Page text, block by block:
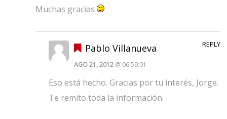
Muchas gracias
Pablo Villanueva
AGO 21, 2012 @ 06:59:01
Eso está hecho. Gracias por tu interés, Jorge.
Te remito toda la información.
REPLY